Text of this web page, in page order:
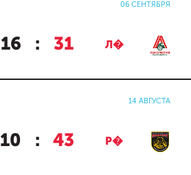
06 СЕНТЯБРЯ
16 : 31 Л�
14 АВГУСТА
10 : 43 Р�